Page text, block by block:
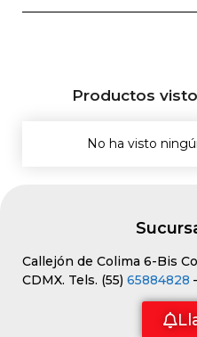
Productos
No ha visto
Callejón de Colima 6-Bis
CDMX. Tels. (55) 65884828